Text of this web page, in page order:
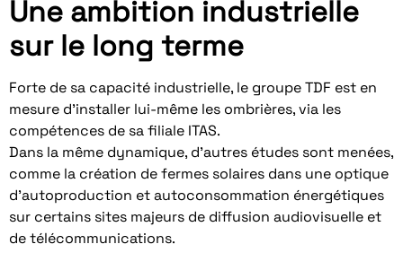
Une ambition industrielle
sur le long terme
Forte de sa capacité industrielle, le groupe TDF est en
mesure d’installer lui-même les ombrières, via les
compétences de sa filiale ITAS.
Dans la même dynamique, d’autres études sont menées,
comme la création de fermes solaires dans une optique
d’autoproduction et autoconsommation énergétiques
sur certains sites majeurs de diffusion audiovisuelle et
de télécommunications.